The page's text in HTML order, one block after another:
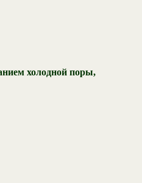
холодной поры,